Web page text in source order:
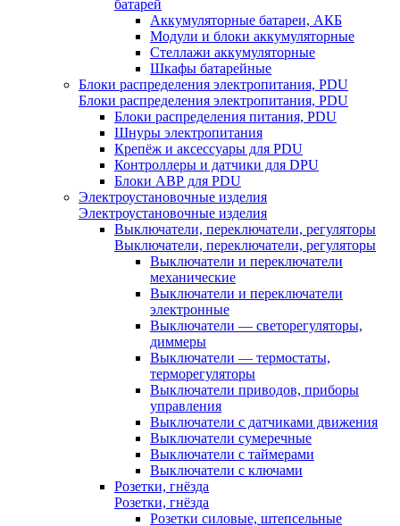
батарей
Аккумуляторные батареи, АКБ
Модули и блоки аккумуляторные
Стеллажи аккумуляторные
Шкафы батарейные
Блоки распределения электропитания, PDU
Блоки распределения электропитания, PDU
Блоки распределения питания, PDU
Шнуры электропитания
Крепёж и аксессуары для PDU
Контроллеры и датчики для DPU
Блоки АВР для PDU
Электроустановочные изделия
Электроустановочные изделия
Выключатели, переключатели, регуляторы
Выключатели, переключатели, регуляторы
Выключатели и переключатели
механические
Выключатели и переключатели
электронные
Выключатели — светорегуляторы,
диммеры
Выключатели — термостаты,
терморегуляторы
Выключатели приводов, приборы
управления
Выключатели с датчиками движения
Выключатели сумеречные
Выключатели с таймерами
Выключатели с ключами
Розетки, гнёзда
Розетки, гнёзда
Розетки силовые, штепсельные